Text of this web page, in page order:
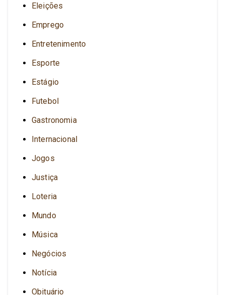
Eleições
Emprego
Entretenimento
Esporte
Estágio
Futebol
Gastronomia
Internacional
Jogos
Justiça
Loteria
Mundo
Música
Negócios
Notícia
Obituário